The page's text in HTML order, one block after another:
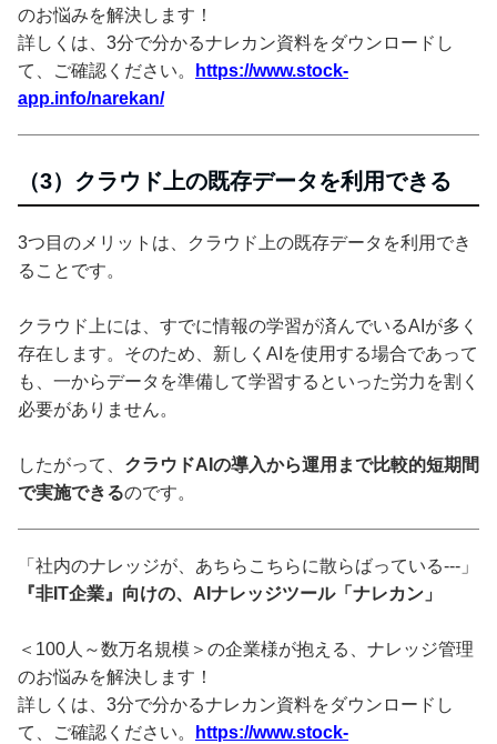
のお悩みを解決します！
詳しくは、3分で分かるナレカン資料をダウンロードし
て、ご確認ください。
https://www.stock-
app.info/narekan/
（3）クラウド上の既存データを利用できる
3つ目のメリットは、クラウド上の既存データを利用でき
ることです。
クラウド上には、すでに情報の学習が済んでいるAIが多く
存在します。そのため、新しくAIを使用する場合であって
も、一からデータを準備して学習するといった労力を割く
必要がありません。
したがって、 クラウドAIの導入から運用まで比較的短期間
で実施できるのです。
「社内のナレッジが、あちらこちらに散らばっている---」
『非IT企業』向けの、AIナレッジツール「ナレカン」
＜100人～数万名規模＞の企業様が抱える、ナレッジ管理
のお悩みを解決します！
詳しくは、3分で分かるナレカン資料をダウンロードし
て、ご確認ください。
https://www.stock-